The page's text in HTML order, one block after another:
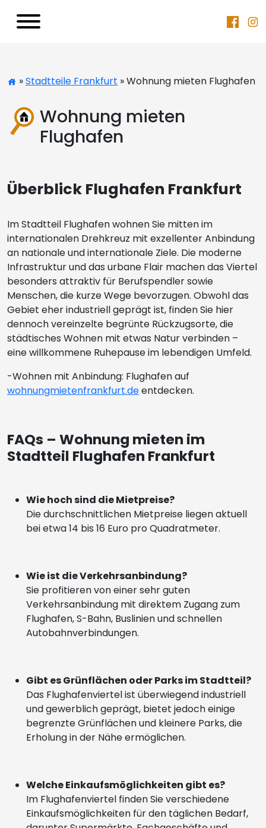
»Stadtteile Frankfurt » Wohnung mieten Flughafen
Wohnung mieten
Flughafen
Überblick Flughafen Frankfurt
Im Stadtteil Flughafen wohnen Sie mitten im
internationalen Drehkreuz mit exzellenter Anbindung
an nationale und internationale Ziele. Die moderne
Infrastruktur und das urbane Flair machen das Viertel
besonders attraktiv für Berufspendler sowie
Menschen, die kurze Wege bevorzugen. Obwohl das
Gebiet eher industriell geprägt ist, finden Sie hier
dennoch vereinzelte begrünte Rückzugsorte, die
städtisches Wohnen mit etwas Natur verbinden –
eine willkommene Ruhepause im lebendigen Umfeld.
-Wohnen mit Anbindung: Flughafen auf
wohnungmietenfrankfurt.deentdecken.
FAQs – Wohnung mieten im
Stadtteil Flughafen Frankfurt
Wie hoch sind die Mietpreise?
Die durchschnittlichen Mietpreise liegen aktuell
bei etwa 14 bis 16 Euro pro Quadratmeter.
Wie ist die Verkehrsanbindung?
Sie profitieren von einer sehr guten
Verkehrsanbindung mit direktem Zugang zum
Flughafen, S-Bahn, Buslinien und schnellen
Autobahnverbindungen.
Gibt es Grünflächen oder Parks im Stadtteil?
Das Flughafenviertel ist überwiegend industriell
und gewerblich geprägt, bietet jedoch einige
begrenzte Grünflächen und kleinere Parks, die
Erholung in der Nähe ermöglichen.
Welche Einkaufsmöglichkeiten gibt es?
Im Flughafenviertel finden Sie verschiedene
Einkaufsmöglichkeiten für den täglichen Bedarf,